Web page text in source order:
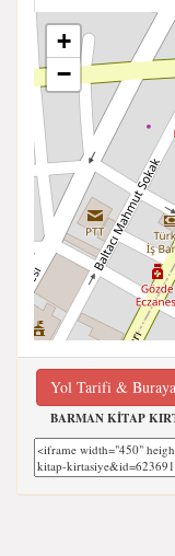
+
−
Yol Tarifi &
BARMAN KİTAP